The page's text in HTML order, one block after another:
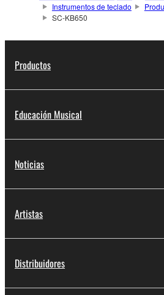
Instrumentos de teclado
SC-KB650
Productos
Educación Musical
Noticias
Artistas
Distribuidores